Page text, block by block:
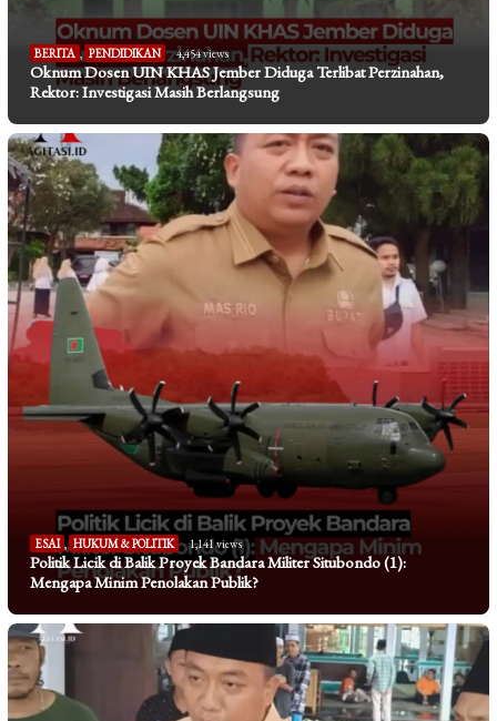
BERITA , PENDIDIKAN 4,454 views
Oknum Dosen UIN KHAS Jember Diduga Terlibat Perzinahan,
Rektor: Investigasi Masih Berlangsung
ESAI , HUKUM & POLITIK 1,141 views
Politik Licik di Balik Proyek Bandara Militer Situbondo (1):
Mengapa Minim Penolakan Publik?